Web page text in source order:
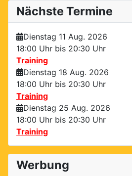
Nächste Termine
Dienstag 11 Aug. 2026
18:00 Uhr bis 20:30 Uhr
Training
Dienstag 18 Aug. 2026
18:00 Uhr bis 20:30 Uhr
Training
Dienstag 25 Aug. 2026
18:00 Uhr bis 20:30 Uhr
Training
Werbung